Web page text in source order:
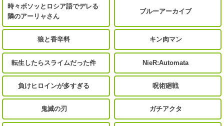
時々ボソッとロシア語でデレる
隣のアーリャさん
ブルーアーカイブ
狼と香辛料 キン肉マン
転生したらスライムだった件 NieR:Automata
負けヒロインが多すぎる 呪術廻戦
鬼滅の刃 ガチアクタ